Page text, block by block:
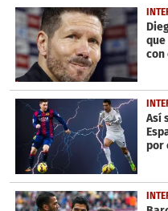
34
seconds
que
con
Así
por